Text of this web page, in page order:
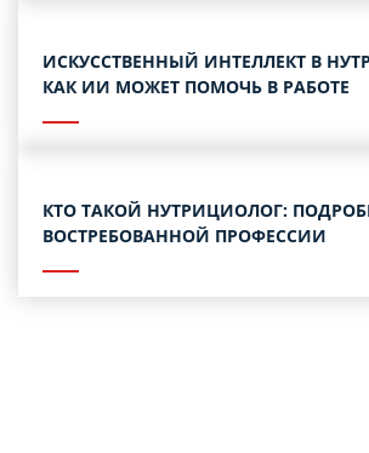
ИСКУССТВЕННЫЙ ИНТЕЛЛЕКТ В
КАК ИИ МОЖЕТ ПОМОЧЬ В РАБОТЕ
КТО ТАКОЙ НУТРИЦИОЛОГ:
ВОСТРЕБОВАННОЙ ПРОФЕССИИ